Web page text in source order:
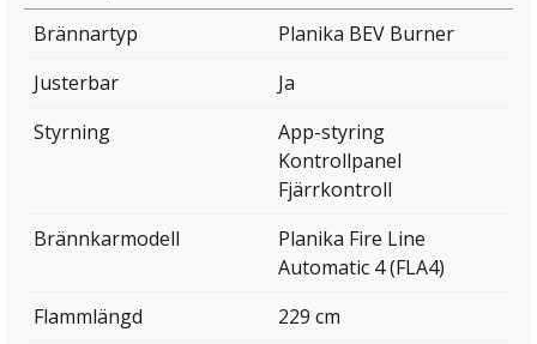
Brännartyp
Planika BEV Burner
Justerbar
Ja
Styrning
App-styring
Kontrollpanel
Fjärrkontroll
Brännkarmodell
Planika Fire Line
Automatic 4 (FLA4)
Flammlängd
229 cm